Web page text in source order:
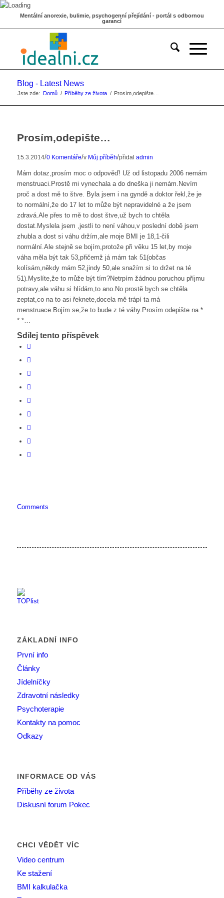
Mentální anorexie, bulimie, psychogenní přejídání - portál s odbornou
garancí
Blog - Latest News
Jste zde: Domů / Příběhy ze života / Prosím,odepište…
Prosím,odepište…
15.3.2014/0 Komentáře/v Můj příběh/přidal admin
Mám dotaz,prosím moc o odpověď! Už od listopadu 2006 nemám
menstruaci.Prostě mi vynechala a do dneška ji nemám.Nevím
proč a dost mě to štve. Byla jsem i na gyndě a doktor řekl,že je
to normální,že do 17 let to může být nepravidelné a že jsem
zdravá.Ale přes to mě to dost štve,už bych to chtěla
dostat.Myslela jsem ,jestli to není váhou,v poslední době jsem
zhubla a dost si váhu držím,ale moje BMI je 18,1-čili
normální.Ale stejně se bojím,protože při věku 15 let,by moje
váha měla být tak 53,přičemž já mám tak 51(občas
kolísám,někdy mám 52,jindy 50,ale snažím si to držet na té
51).Myslíte,že to může být tím?Netrpím žádnou poruchou příjmu
potravy,ale váhu si hlídám,to ano.No prostě bych se chtěla
zeptat,co na to asi řeknete,docela mě trápí ta má
menstruace.Bojím se,že to bude z té váhy.Prosím odepište na *
* *…
Sdílej tento příspěvek
Comments
ZÁKLADNÍ INFO
První info
Články
Jídelníčky
Zdravotní následky
Psychoterapie
Kontakty na pomoc
Odkazy
INFORMACE OD VÁS
Příběhy ze života
Diskusní forum Pokec
CHCI VĚDĚT VÍC
Video centrum
Ke stažení
BMI kalkulačka